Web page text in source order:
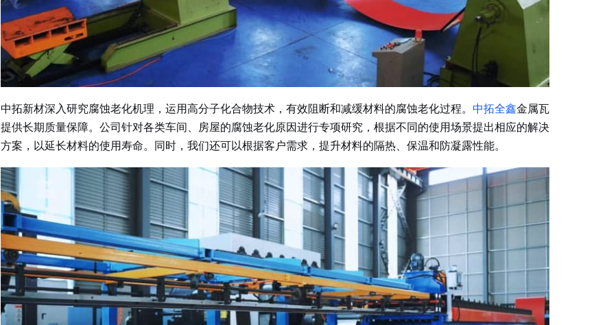
中拓新材深入研究腐蚀老化机理，运用高分子化合物技术，有效阻断和减缓材料的腐蚀老化过程。 中拓全鑫金属瓦
提供长期质量保障。公司针对各类车间、房屋的腐蚀老化原因进行专项研究，根据不同的使用场景提出相应的解决
方案，以延长材料的使用寿命。同时，我们还可以根据客户需求，提升材料的隔热、保温和防凝露性能。